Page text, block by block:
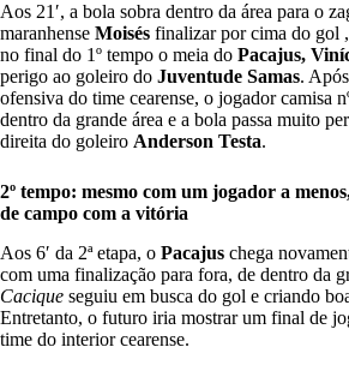
Aos 21′, a bola sobra dentro da área para o
maranhense Moisés finalizar por cima do gol
no final do 1º tempo o meia do Pacajus,
perigo ao goleiro do Juventude Samas.
ofensiva do time cearense, o jogador camisa
dentro da grande área e a bola passa muito
direita do goleiro Anderson Testa.
2º tempo: mesmo com um jogador a
de campo com a vitória
Aos 6′ da 2ª etapa, o Pacajus chega
com uma finalização para fora, de dentro da
Cacique seguiu em busca do gol e criando
Entretanto, o futuro iria mostrar um final de
time do interior cearense.